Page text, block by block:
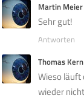
Martin Meier
Sehr gut!
Antworten
Thomas Kern
Wieso läuft
wieder